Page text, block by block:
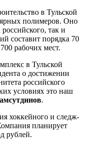
в Тульской
полимеров. Оно
так и
составит порядка 70
рабочих мест.
в Тульской
о достижении
российского
условиях это наш
ов.
хоккейного и следж-
планирует
рублей.